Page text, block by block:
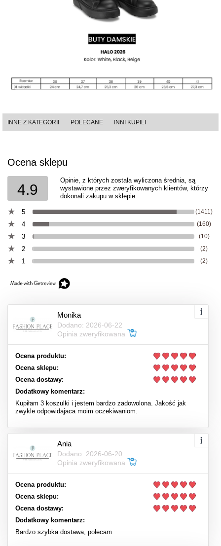
INNE Z KATEGORII POLECANE INNI KUPILI
Ocena sklepu
4.9
Opinie, z których została wyliczona średnia, są
wystawione przez zweryfikowanych klientów, którzy
dokonali zakupu w sklepie.
5 (1411)
4 (160)
3 (10)
2 (2)
1 (2)
Monika
Dodano: 2026-06-22
Opinia zweryfikowana
Ocena produktu:
Ocena sklepu:
Ocena dostawy:
Dodatkowy komentarz:
Kupiłam 3 koszulki i jestem bardzo zadowolona. Jakość jak
zwykle odpowidajaca moim oczekiwaniom.
Ania
Dodano: 2026-06-20
Opinia zweryfikowana
Ocena produktu:
Ocena sklepu:
Ocena dostawy:
Dodatkowy komentarz:
Bardzo szybka dostawa, polecam